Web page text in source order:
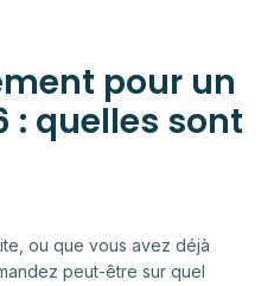
pour un
: quelles sont
ou que vous avez déjà
peut-être sur quel